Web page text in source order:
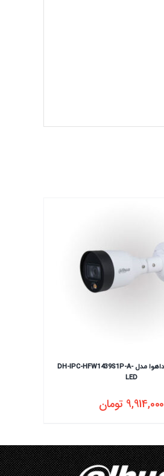
قیمت دوربین داهوا مدل DH-IPC-HFW1439S1P-A-
LED
9,914,000 تومان